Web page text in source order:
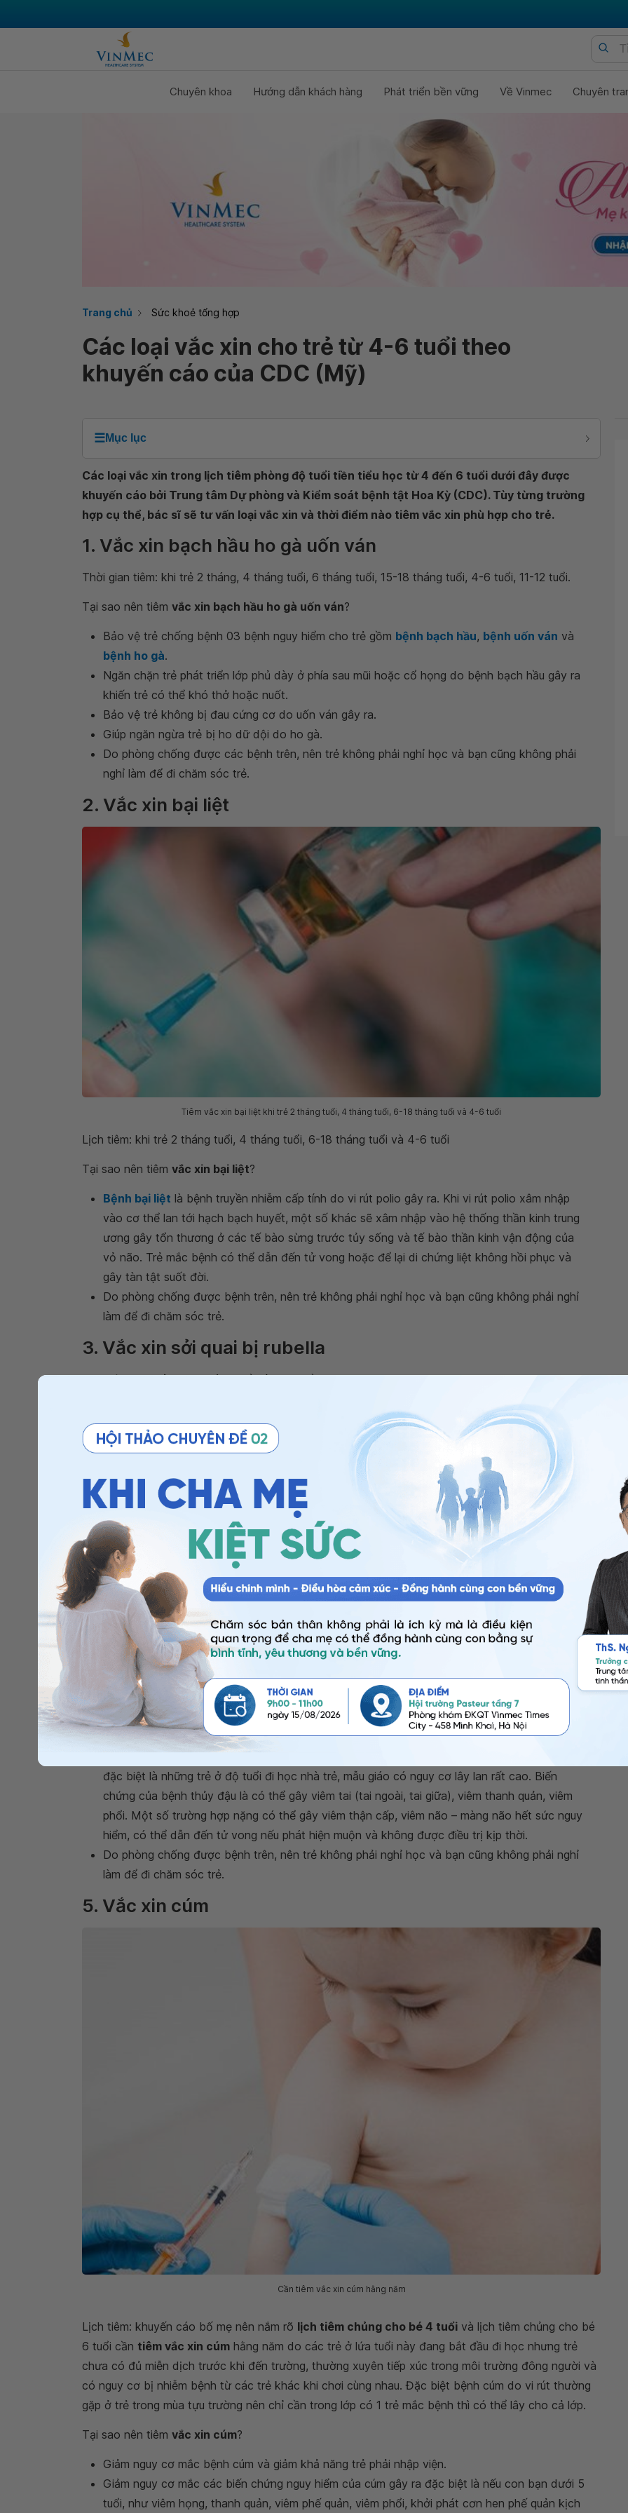
Chuyên khoa Hướng dẫn khách hàng Phát triển bền vững Về Vinmec Chuyên
Trang chủ Sức khoẻ tổng hợp
Các loại vắc xin cho trẻ từ 4-6 tuổi theo
khuyến cáo của CDC (Mỹ)
☰Mục lục
Các loại vắc xin trong lịch tiêm phòng độ tuổi tiền tiểu học từ 4 đến 6 tuổi dưới đây được
khuyến cáo bởi Trung tâm Dự phòng và Kiểm soát bệnh tật Hoa Kỳ (CDC). Tùy từng trường
hợp cụ thể, bác sĩ sẽ tư vấn loại vắc xin và thời điểm nào tiêm vắc xin phù hợp cho trẻ.
1. Vắc xin bạch hầu ho gà uốn ván
Thời gian tiêm: khi trẻ 2 tháng, 4 tháng tuổi, 6 tháng tuổi, 15-18 tháng tuổi, 4-6 tuổi, 11-12 tuổi.
Tại sao nên tiêm vắc xin bạch hầu ho gà uốn ván?
Bảo vệ trẻ chống bệnh 03 bệnh nguy hiểm cho trẻ gồm bệnh bạch hầu, bệnh uốn ván và
bệnh ho gà.
Ngăn chặn trẻ phát triển lớp phủ dày ở phía sau mũi hoặc cổ họng do bệnh bạch hầu gây ra
khiến trẻ có thể khó thở hoặc nuốt.
Bảo vệ trẻ không bị đau cứng cơ do uốn ván gây ra.
Giúp ngăn ngừa trẻ bị ho dữ dội do ho gà.
Do phòng chống được các bệnh trên, nên trẻ không phải nghỉ học và bạn cũng không phải
nghỉ làm để đi chăm sóc trẻ.
2. Vắc xin bại liệt
Tiêm vắc xin bại liệt khi trẻ 2 tháng tuổi, 4 tháng tuổi, 6-18 tháng tuổi và 4-6 tuổi
Lịch tiêm: khi trẻ 2 tháng tuổi, 4 tháng tuổi, 6-18 tháng tuổi và 4-6 tuổi
Tại sao nên tiêm vắc xin bại liệt?
Bệnh bại liệt là bệnh truyền nhiễm cấp tính do vi rút polio gây ra. Khi vi rút polio xâm nhập
vào cơ thể lan tới hạch bạch huyết, một số khác sẽ xâm nhập vào hệ thống thần kinh trung
ương gây tổn thương ở các tế bào sừng trước tủy sống và tế bào thần kinh vận động của
vỏ não. Trẻ mắc bệnh có thể dẫn đến tử vong hoặc để lại di chứng liệt không hồi phục và
gây tàn tật suốt đời.
Do phòng chống được bệnh trên, nên trẻ không phải nghỉ học và bạn cũng không phải nghỉ
làm để đi chăm sóc trẻ.
3. Vắc xin sởi quai bị rubella
Lịch tiêm: khi trẻ 12-15 tháng tuổi và 4-6 tuổi
Bảo vệ trẻ không mắc bệnh sởi, quai bị và rubella, đây đều là các bệnh có thể gây ra các
biến chứng nguy hiểm cho cả mẹ và trẻ.
Bảo vệ trẻ không bị phát ban gây khó chịu và sốt cao do bệnh sởi.
Bảo vệ trẻ không bị sốt và sưng các tuyến dưới tai hoặc hàm do bệnh quai bị.
Ngăn chặn trẻ truyền virus rubella cho phụ nữ mang thai, do phụ nữ mang thai nếu mắc bệnh
Rubella trong 3 tháng đầu của thai kỳ sẽ dễ bị những tai biến như sẩy thai, thai chết lưu hoặc
dị tật bẩm sinh cho thai nhi như các khuyết tật về tim, đục thủy tinh thể, điếc bẩm sinh, chậm
phát triển trí tuệ...
Do phòng chống được các bệnh trên, nên trẻ không phải nghỉ học và bạn cũng không phải
nghỉ làm để đi chăm sóc trẻ.
4. Vắc xin thủy đậu
Thời gian tiêm: khi trẻ 1 tuổi đến 15 tháng tuổi và 4-6 tuổi.
Tại sao nên tiêm vắc xin thủy đậu
Bệnh thủy đậu do varicella zoster virus gây ra, bệnh thường gặp vào mùa xuân và rất dễ lây
truyền qua đường hô hấp và tiếp xúc dịch tiết của người mắc bệnh. Bệnh chủ yếu ở trẻ em
đặc biệt là những trẻ ở độ tuổi đi học nhà trẻ, mẫu giáo có nguy cơ lây lan rất cao. Biến
chứng của bệnh thủy đậu là có thể gây viêm tai (tai ngoài, tai giữa), viêm thanh quản, viêm
phổi. Một số trường hợp nặng có thể gây viêm thận cấp, viêm não – màng não hết sức nguy
hiểm, có thể dẫn đến tử vong nếu phát hiện muộn và không được điều trị kịp thời.
Do phòng chống được bệnh trên, nên trẻ không phải nghỉ học và bạn cũng không phải nghỉ
làm để đi chăm sóc trẻ.
5. Vắc xin cúm
Cần tiêm vắc xin cúm hằng năm
Lịch tiêm: khuyến cáo bố mẹ nên nắm rõ lịch tiêm chủng cho bé 4 tuổi và lịch tiêm chủng cho bé
6 tuổi cần tiêm vắc xin cúm hằng năm do các trẻ ở lứa tuổi này đang bắt đầu đi học nhưng trẻ
chưa có đủ miễn dịch trước khi đến trường, thường xuyên tiếp xúc trong môi trường đông người và
có nguy cơ bị nhiễm bệnh từ các trẻ khác khi chơi cùng nhau. Đặc biệt bệnh cúm do vi rút thường
gặp ở trẻ trong mùa tựu trường nên chỉ cần trong lớp có 1 trẻ mắc bệnh thì có thể lây cho cả lớp.
Tại sao nên tiêm vắc xin cúm?
Giảm nguy cơ mắc bệnh cúm và giảm khả năng trẻ phải nhập viện.
Giảm nguy cơ mắc các biến chứng nguy hiểm của cúm gây ra đặc biệt là nếu con bạn dưới 5
tuổi, như viêm họng, thanh quản, viêm phế quản, viêm phổi, khởi phát cơn hen phế quản kịch